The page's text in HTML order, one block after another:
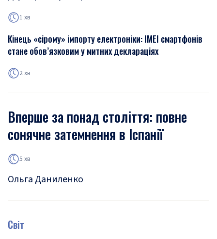
1 хв
Кінець «сірому» імпорту електроніки: IMEI смартфонів
стане обов’язковим у митних деклараціях
2 хв
Вперше за понад століття: повне
сонячне затемнення в Іспанії
5 хв
Ольга Даниленко
Світ